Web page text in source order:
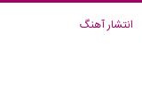
انتشار آهنگ